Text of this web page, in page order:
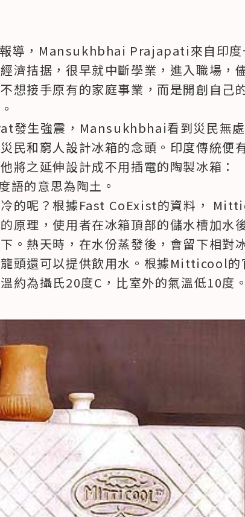
導，Mansukhbhai Prajapati來自印度
濟拮据，很早就中斷學業，進入職場，
想接手原有的家庭事業，而是開創自己
發生強震，Mansukhbhai看到災民無
民和窮人設計冰箱的念頭。印度傳統便
將之延伸設計成不用插電的陶製冰箱：
的意思為陶土。
的呢？根據Fast CoExist的資料，
原理，使用者在冰箱頂部的儲水槽加水
。熱天時，在水份蒸發後，會留下相對
頭還可以提供飲用水。根據Mitticool的
約為攝氏20度C，比室外的氣溫低10度。